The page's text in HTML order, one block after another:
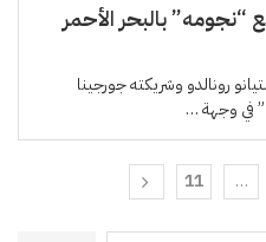
“نجومه” بالبحر الأحمر
رونالدو وشريكته جورجينا
في وجهة …
…
11